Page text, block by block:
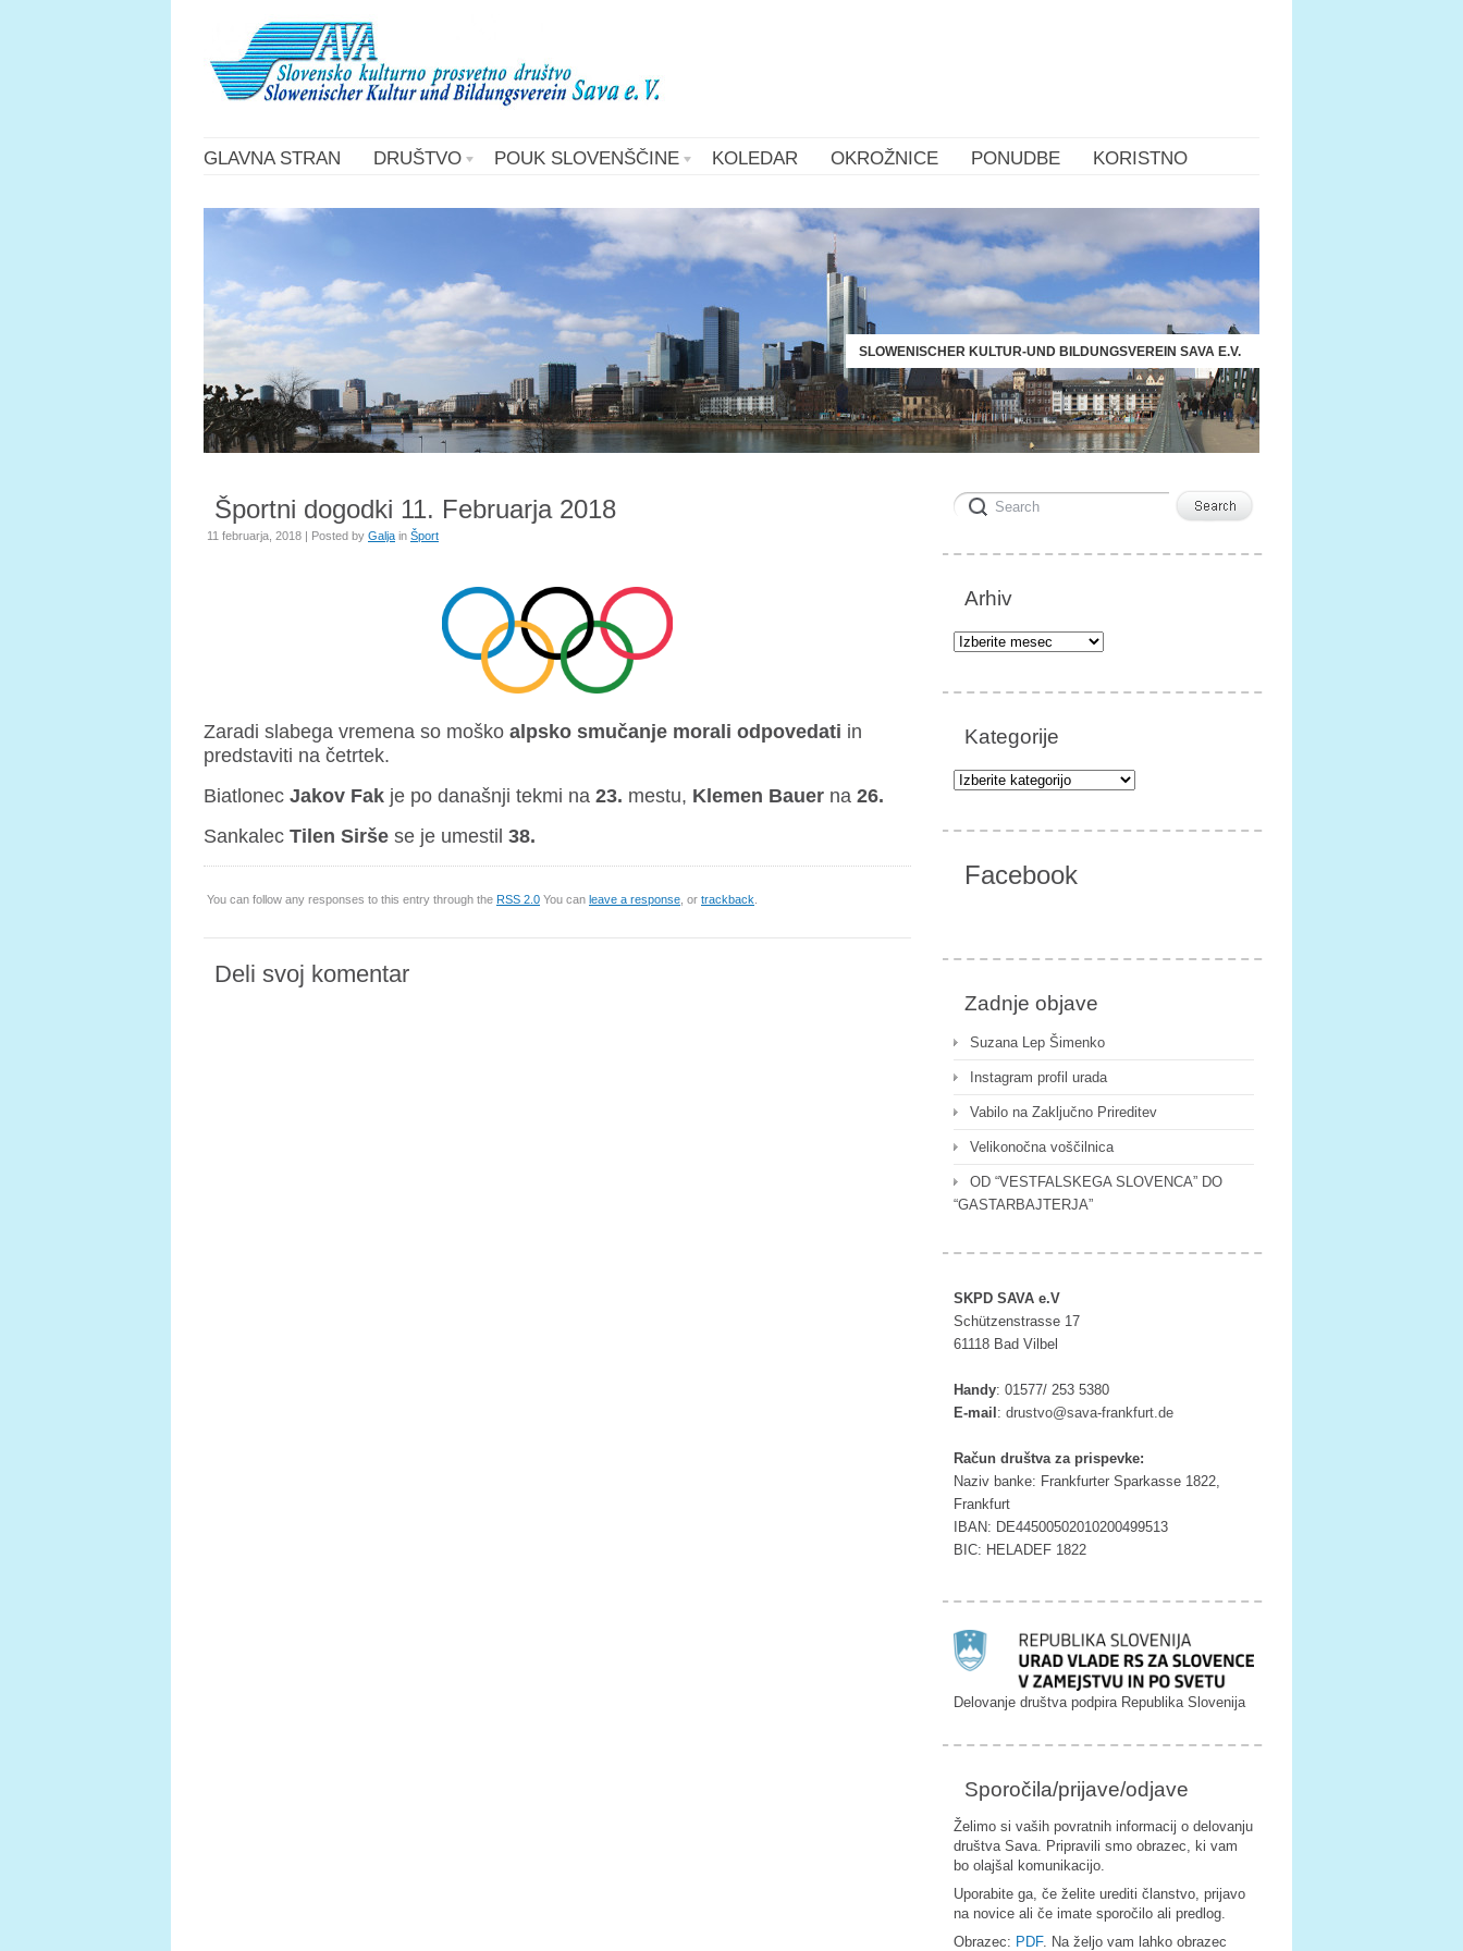
GLAVNA STRAN DRUŠTVO POUK SLOVENŠČINE KOLEDAR OKROŽNICE PONUDBE KORISTNO
SLOWENISCHER KULTUR-UND BILDUNGSVEREIN SAVA E.V.
Športni dogodki 11. Februarja 2018
11 februarja, 2018 | Posted by Galja in Šport
Zaradi slabega vremena so moško alpsko smučanje morali odpovedati in
predstaviti na četrtek.
Biatlonec Jakov Fak je po današnji tekmi na 23. mestu, Klemen Bauer na 26.
Sankalec Tilen Sirše se je umestil 38.
You can follow any responses to this entry through the RSS 2.0 You can leave a response , or trackback
Deli svoj komentar
Arhiv
Arhiv
Kategorije
Kategorije
Facebook
Zadnje objave
Suzana Lep Šimenko
Instagram profil urada
Vabilo na Zaključno Prireditev
Velikonočna voščilnica
OD “VESTFALSKEGA SLOVENCA” DO
“GASTARBAJTERJA”
SKPD SAVA e.V
Schützenstrasse 17
61118 Bad Vilbel
Handy: 01577/ 253 5380
E-mail : ed.tr
ufkna
rf-av
as@ov
tsurd
Račun društva za prispevke:
Naziv banke: Frankfurter Sparkasse 1822,
Frankfurt
IBAN: DE44500502010200499513
BIC: HELADEF 1822
Delovanje društva podpira Republika Slovenija
Sporočila/prijave/odjave
Želimo si vaših povratnih informacij o delovanju
društva Sava. Pripravili smo obrazec, ki vam
bo olajšal komunikacijo.
Uporabite ga, če želite urediti članstvo, prijavo
na novice ali če imate sporočilo ali predlog.
Obrazec: PDF. Na željo vam lahko obrazec